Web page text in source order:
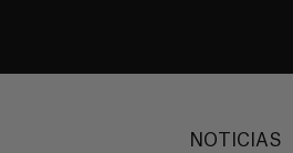
NOTICIAS